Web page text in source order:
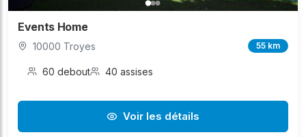
Events Home
10000 Troyes 55 km
60 debout 40 assises
Voir les détails